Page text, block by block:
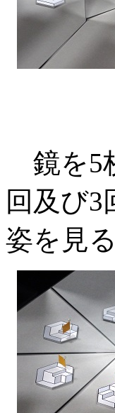
鏡を5
回及び
姿を見